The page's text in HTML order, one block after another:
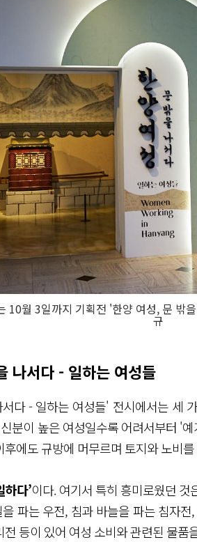
10월 3일까지 기획전 '한양 여성, 문 밖
규
나서다 - 일하는 여성들
다 - 일하는 여성들' 전시에서는 세
분이 높은 여성일수록 어려서부터 '
에도 규방에 머무르며 토지와 노비
하다’이다. 여기서 특히 흥미로웠던
파는 우전, 침과 바늘을 파는 침자
등이 있어 여성 소비와 관련된 물품